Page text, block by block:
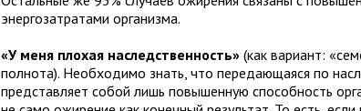
энергозатратами организма.
«У меня плохая наследственность» (как вариант:
полнота). Необходимо знать, что передающаяся по
представляет собой лишь повышенную способность